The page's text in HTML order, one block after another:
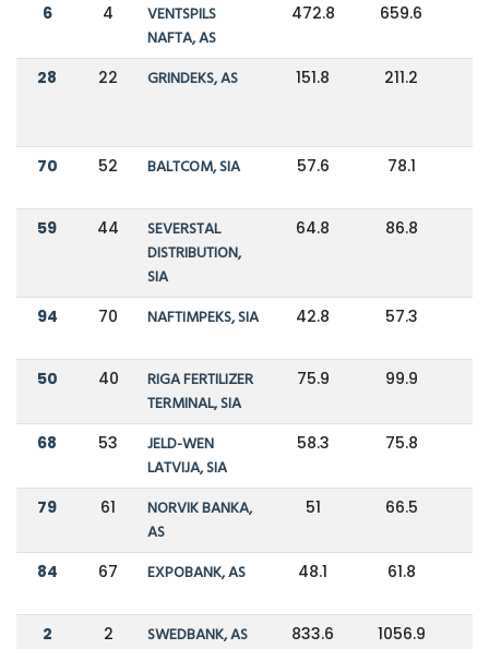
6 4
VENTSPILS
NAFTA, AS
472.8 659.6
28 22 GRINDEKS, AS 151.8 211.2
70 52 BALTCOM, SIA 57.6 78.1
59 44
SEVERSTAL
DISTRIBUTION,
SIA
64.8 86.8
94 70 NAFTIMPEKS, SIA 42.8 57.3
50 40
RIGA FERTILIZER
TERMINAL, SIA
75.9 99.9
68 53
JELD-WEN
LATVIJA, SIA
58.3 75.8
79 61
NORVIK BANKA,
AS
51 66.5
84 67 EXPOBANK, AS 48.1 61.8
2 2 SWEDBANK, AS 833.6 1056.9